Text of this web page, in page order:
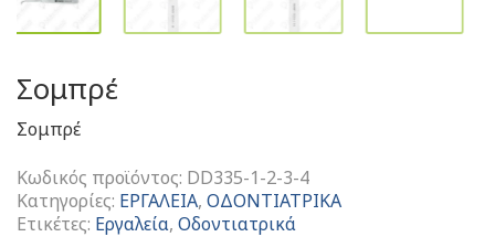
Σομπρέ
Σομπρέ
Κωδικός προϊόντος: DD335-1-2-3-4
Κατηγορίες: ΕΡΓΑΛΕΙΑ, ΟΔΟΝΤΙΑΤΡΙΚΑ
Ετικέτες: Εργαλεία, Οδοντιατρικά